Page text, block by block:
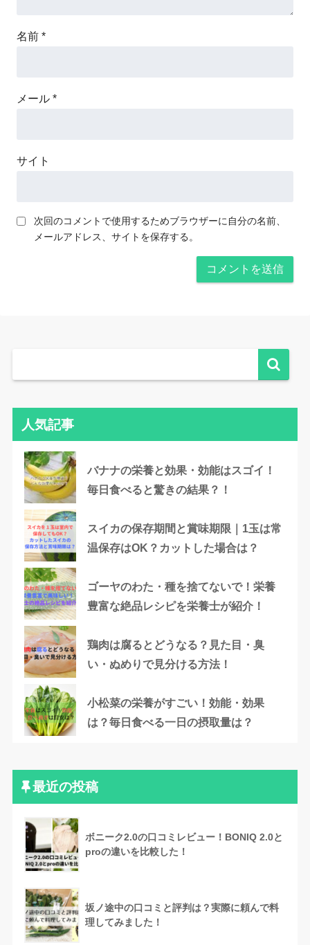
名前 *
メール *
サイト
次回のコメントで使用するためブラウザーに自分の名前、
メールアドレス、サイトを保存する。
人気記事
バナナの栄養と効果・効能はスゴイ！
毎日食べると驚きの結果？！
スイカの保存期間と賞味期限｜1玉は常
温保存はOK？カットした場合は？
ゴーヤのわた・種を捨てないで！栄養
豊富な絶品レシピを栄養士が紹介！
鶏肉は腐るとどうなる？見た目・臭
い・ぬめりで見分ける方法！
小松菜の栄養がすごい！効能・効果
は？毎日食べる一日の摂取量は？
最近の投稿
ボニーク2.0の口コミレビュー！BONIQ 2.0と
proの違いを比較した！
坂ノ途中の口コミと評判は？実際に頼んで料
理してみました！